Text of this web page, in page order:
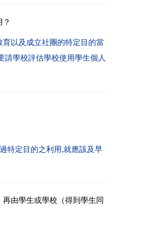
育以及成立社團的特定目的當
學校評估學校使用學生個人
特定目的之利用,就應該及早
由學生或學校（得到學生同